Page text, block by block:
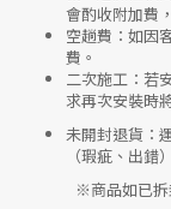
會酌收附加費
空趟費 ：如因
費。
二次施工 ：若
求再次安裝時
未開封退貨 ：
（瑕疵、出錯
※商品如已